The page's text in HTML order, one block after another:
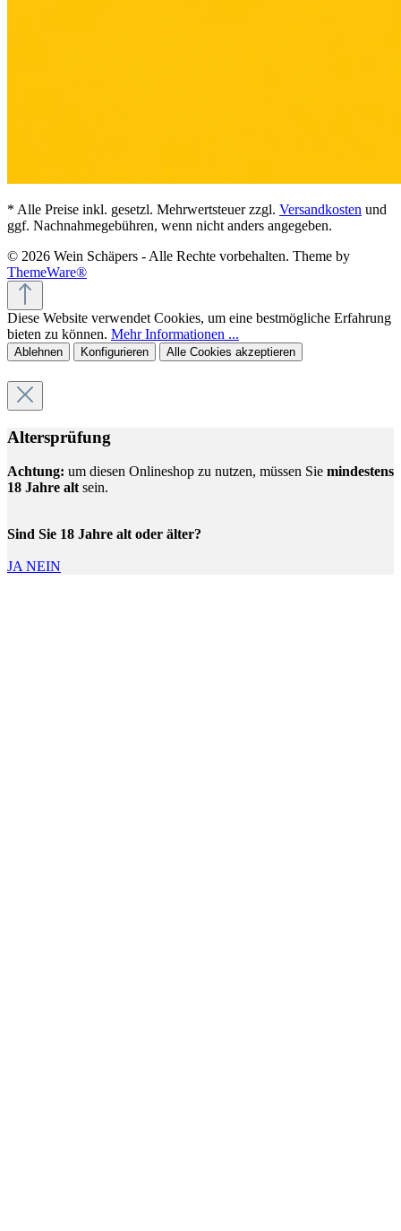
* Alle Preise inkl. gesetzl. Mehrwertsteuer zzgl. Versandkosten und
ggf. Nachnahmegebühren, wenn nicht anders angegeben.
© 2026 Wein Schäpers - Alle Rechte vorbehalten. Theme by
ThemeWare®
Diese Website verwendet Cookies, um eine bestmögliche Erfahrung
bieten zu können. Mehr Informationen ...
Ablehnen Konfigurieren Alle Cookies akzeptieren
Altersprüfung
Achtung: um diesen Onlineshop zu nutzen, müssen Sie mindestens
18 Jahre alt sein.
Sind Sie 18 Jahre alt oder älter?
JA NEIN